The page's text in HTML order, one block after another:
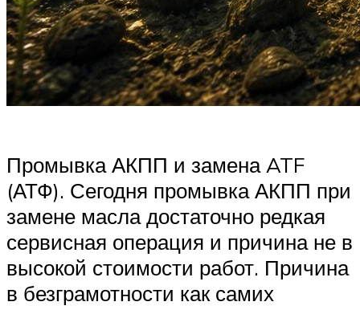
Промывка АКПП и замена ATF
(АТФ). Сегодня промывка АКПП при
замене масла достаточно редкая
сервисная операция и причина не в
высокой стоимости работ. Причина
в безграмотности как самих